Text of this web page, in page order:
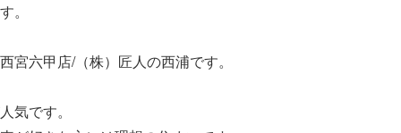
。
宮六甲店/（株）匠人の西浦です。
気です。